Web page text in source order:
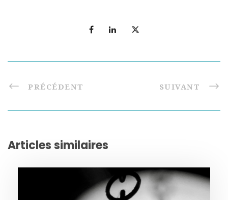
PRÉCÉDENT SUIVANT
Articles similaires